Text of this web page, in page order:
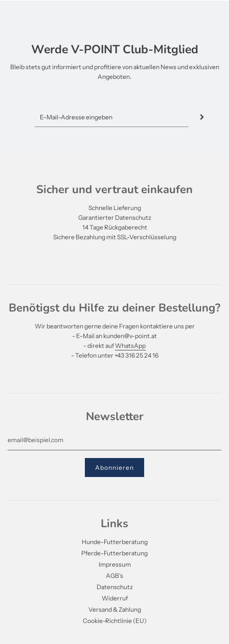
Werde V-POINT Club-Mitglied
Bleib stets gut informiert und profitiere von aktuellen News und exklusiven
Angeboten.
Sicher und vertraut einkaufen
Schnelle Lieferung
Garantierter Datenschutz
14 Tage Rückgaberecht
Sichere Bezahlung mit SSL-Verschlüsselung
Benötigst du Hilfe zu deiner Bestellung?
Wir beantworten gerne deine Fragen kontaktiere uns per
- E-Mail an kunden@v-point.at
- direkt aufWhatsApp
- Telefon unter +43 316 25 24 16
Newsletter
Links
Hunde-Futterberatung
Pferde-Futterberatung
Impressum
AGB's
Datenschutz
Widerruf
Versand & Zahlung
Cookie-Richtlinie (EU)